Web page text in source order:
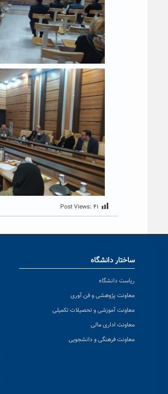
Post Views: ۴۱
ساختار دانشگاه
ریاست دانشگاه
معاونت پژوهشی و فن آوری
معاونت آموزشی و تحصیلات تکمیلی
معاونت اداری مالی
معاونت فرهنگی و دانشجویی